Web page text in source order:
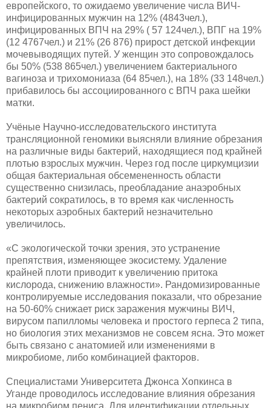
европейского, то ожидаемо увеличение числа ВИЧ-
инфицированных мужчин на 12% (4843чел.),
инфицированных ВПЧ на 29% ( 57 124чел.), ВПГ на 19%
(12 4767чел.) и 21% (26 876) прирост детской инфекции
мочевыводящих путей. У женщин это сопровождалось
бы 50% (538 865чел.) увеличением бактериального
вагиноза и трихомониаза (64 85чел.), на 18% (33 148чел.)
прибавилось бы ассоциированного с ВПЧ рака шейки
матки.
Учёные Научно-исследовательского института
трансляционной геномики выясняли влияние обрезания
на различные виды бактерий, находящиеся под крайней
плотью взрослых мужчин. Через год после циркумцизии
общая бактериальная обсемененность области
существенно снизилась, преобладание анаэробных
бактерий сократилось, в то время как численность
некоторых аэробных бактерий незначительно
увеличилось.
«С экологической точки зрения, это устранение
препятствия, изменяющее экосистему. Удаление
крайней плоти приводит к увеличению притока
кислорода, снижению влажности». Рандомизированные
контролируемые исследования показали, что обрезание
на 50-60% снижает риск заражения мужчины ВИЧ,
вирусом папилломы человека и простого герпеса 2 типа,
но биология этих механизмов не совсем ясна. Это может
быть связано с анатомией или изменениями в
микробиоме, либо комбинацией факторов.
Специалистами Университета Джонса Хопкинса в
Уганде проводилось исследование влияния обрезания
на микробиом пениса. Для идентификации отдельных